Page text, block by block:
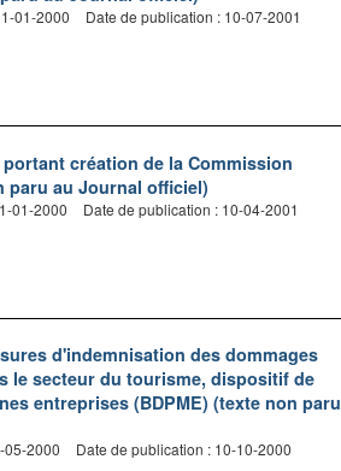
01-2000 Date de publication : 10-07-2001
création de la Commission
paru au Journal officiel)
01-2000 Date de publication : 10-04-2001
d'indemnisation des dommages
le secteur du tourisme, dispositif de
entreprises (BDPME) (texte non paru
05-2000 Date de publication : 10-10-2000